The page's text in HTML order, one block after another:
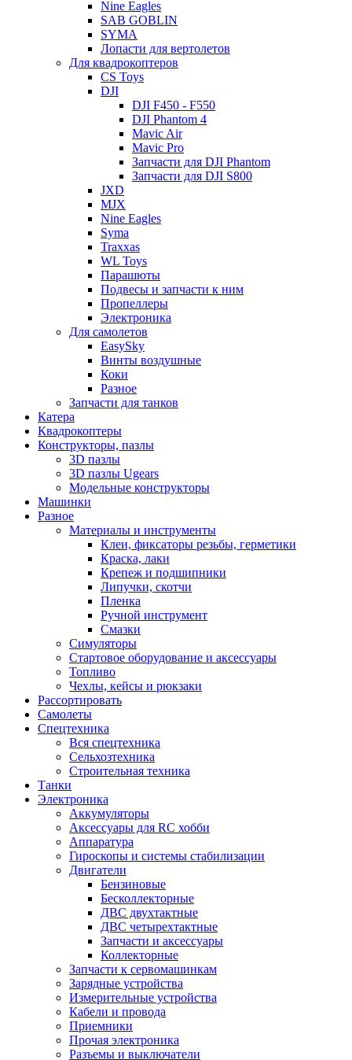
Nine Eagles
SAB GOBLIN
SYMA
Лопасти для вертолетов
Для квадрокоптеров
CS Toys
DJI
DJI F450 - F550
DJI Phantom 4
Mavic Air
Mavic Pro
Запчасти для DJI Phantom
Запчасти для DJI S800
JXD
MJX
Nine Eagles
Syma
Traxxas
WL Toys
Парашюты
Подвесы и запчасти к ним
Пропеллеры
Электроника
Для самолетов
EasySky
Винты воздушные
Коки
Разное
Запчасти для танков
Катера
Квадрокоптеры
Конструкторы, пазлы
3D пазлы
3D пазлы Ugears
Модельные конструкторы
Машинки
Разное
Материалы и инструменты
Клеи, фиксаторы резьбы, герметики
Краска, лаки
Крепеж и подшипники
Липучки, скотчи
Пленка
Ручной инструмент
Смазки
Симуляторы
Стартовое оборудование и аксессуары
Топливо
Чехлы, кейсы и рюкзаки
Рассортировать
Самолеты
Спецтехника
Вся спецтехника
Сельхозтехника
Строительная техника
Танки
Электроника
Аккумуляторы
Аксессуары для RC хобби
Аппаратура
Гироскопы и системы стабилизации
Двигатели
Бензиновые
Бесколлекторные
ДВС двухтактные
ДВС четырехтактные
Запчасти и аксессуары
Коллекторные
Запчасти к сервомашинкам
Зарядные устройства
Измерительные устройства
Кабели и провода
Приемники
Прочая электроника
Разъемы и выключатели